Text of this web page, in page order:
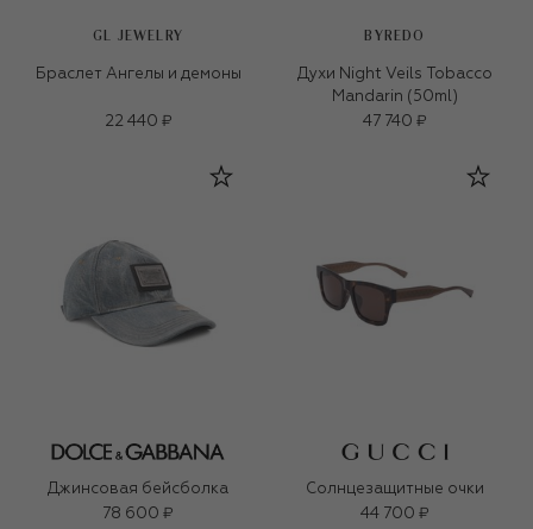
GL JEWELRY
Браслет Ангелы и демоны
22 440 ₽
BYREDO
Духи Night Veils Tobacco
Mandarin (50ml)
47 740 ₽
Джинсовая бейсболка
78 600 ₽
Солнцезащитные очки
44 700 ₽